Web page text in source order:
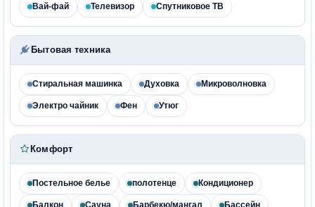
Вай-фай Телевизор Спутниковое ТВ
Бытовая техника
Стиральная машинка Духовка Микроволновка
Электро чайник Фен Утюг
Комфорт
Постельное белье полотенце Кондиционер
Балкон Сауна Барбекю/мангал Бассейн